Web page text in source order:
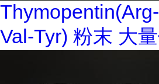
Val-Tyr) 粉末 大